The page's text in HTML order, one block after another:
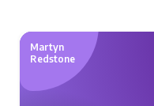
Martyn
Redstone